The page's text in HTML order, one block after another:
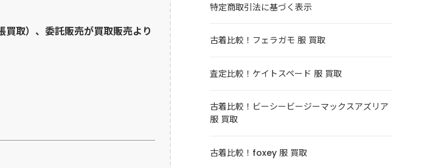
取）、委託販売が買取販売より
特定商取引法に基づく表示
古着比較！フェラガモ 服 買取
査定比較！ケイトスペード 服 買取
古着比較！ビーシービージーマックスアズリア
服 買取
古着比較！foxey 服 買取